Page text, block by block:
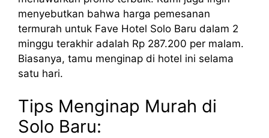
menyebutkan bahwa harga pemesanan
termurah untuk Fave Hotel Solo Baru dalam 2
minggu terakhir adalah Rp 287.200 per malam.
Biasanya, tamu menginap di hotel ini selama
satu hari.
Tips Menginap Murah di
Solo Baru: